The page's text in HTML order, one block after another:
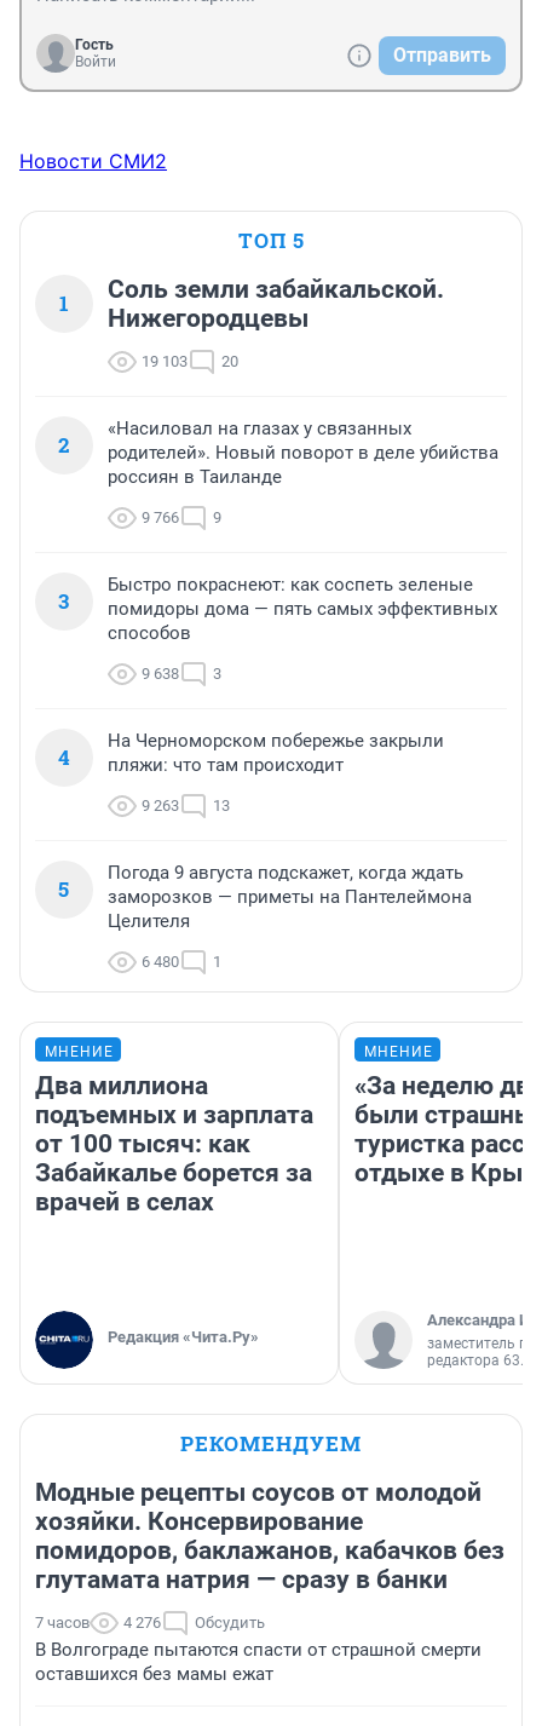
Гость
Войти
Отправить
Новости СМИ2
ТОП 5
1
Соль земли забайкальской.
Нижегородцевы
19 103 20
2
«Насиловал на глазах у связанных
родителей». Новый поворот в деле убийства
россиян в Таиланде
9 766 9
3
Быстро покраснеют: как соспеть зеленые
помидоры дома — пять самых эффективных
способов
9 638 3
4
На Черноморском побережье закрыли
пляжи: что там происходит
9 263 13
5
Погода 9 августа подскажет, когда ждать
заморозков — приметы на Пантелеймона
Целителя
6 480 1
МНЕНИЕ
Два миллиона
подъемных и зарплата
от 100 тысяч: как
Забайкалье борется за
врачей в селах
Редакция «Чита.Ру»
МНЕНИЕ
«За неделю
были
туристка
отдыхе в
Александра
заместитель
редактора 63.RU
РЕКОМЕНДУЕМ
Модные рецепты соусов от молодой
хозяйки. Консервирование
помидоров, баклажанов, кабачков без
глутамата натрия — сразу в банки
7 часов 4 276 Обсудить
В Волгограде пытаются спасти от страшной смерти
оставшихся без мамы ежат